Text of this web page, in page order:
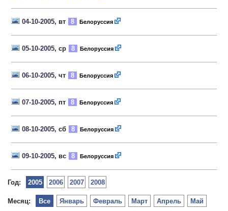
04-10-2005, вт 8 Белоруссия
05-10-2005, ср 8 Белоруссия
06-10-2005, чт 8 Белоруссия
07-10-2005, пт 8 Белоруссия
08-10-2005, сб 8 Белоруссия
09-10-2005, вс 8 Белоруссия
Год: 2005 2006 2007 2008
Месяц: Январь Февраль Март Апрель Май
Все